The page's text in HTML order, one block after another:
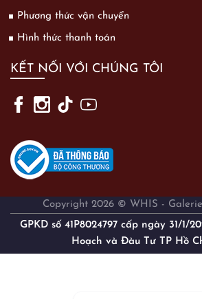
Phương thức vận chuyển
Hình thức thanh toán
KẾT NỐI VỚI CHÚNG TÔI
Copyright 2026 © WHIS -
GPKD số 41P8024797 cấp ngày 31/1/
Hoạch và Đàu Tư TP Hồ